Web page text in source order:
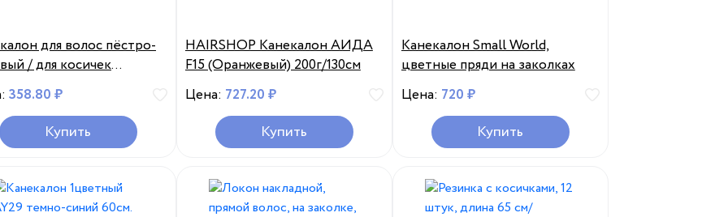
для волос пёстро-
/ для косичек
358.80 ₽
Купить
HAIRSHOP Канекалон АИДА
F15 (Оранжевый) 200г/130см
Цена: 727.20 ₽
Купить
Канекалон Small World,
цветные пряди на заколках
Цена: 720 ₽
Купить